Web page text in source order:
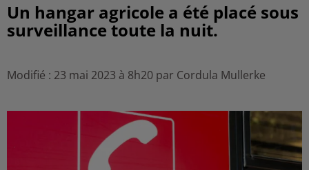
Un hangar agricole a été placé sous
surveillance toute la nuit.
Modifié : 23 mai 2023 à 8h20 par Cordula Mullerke